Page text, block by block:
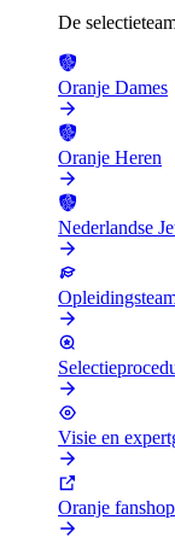
De
Oranje Dames
Oranje Heren
Nederlandse
Visie en
Oranje fanshop